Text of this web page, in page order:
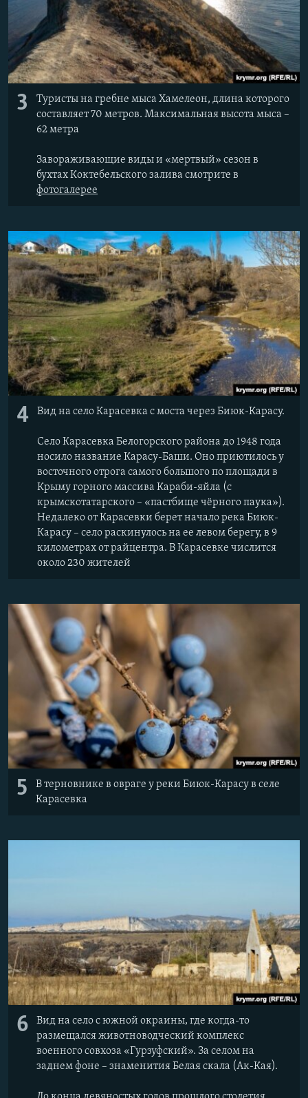
3
Туристы на гребне мыса Хамелеон, длина которого
составляет 70 метров. Максимальная высота мыса –
62 метра
Завораживающие виды и «мертвый» сезон в
бухтах Коктебельского залива смотрите в
фотогалерее
4 Вид на село Карасевка с моста через Биюк-Карасу.
Село Карасевка Белогорского района до 1948 года
носило название Карасу-Баши. Оно приютилось у
восточного отрога самого большого по площади в
Крыму горного массива Караби-яйла (с
крымскотатарского – «пастбище чёрного паука»).
Недалеко от Карасевки берет начало река Биюк-
Карасу – село раскинулось на ее левом берегу, в 9
километрах от райцентра. В Карасевке числится
около 230 жителей
5
В терновнике в овраге у реки Биюк-Карасу в селе
Карасевка
6
Вид на село с южной окраины, где когда-то
размещался животноводческий комплекс
военного совхоза «Гурзуфский». За селом на
заднем фоне – знаменития Белая скала (Ак-Кая).